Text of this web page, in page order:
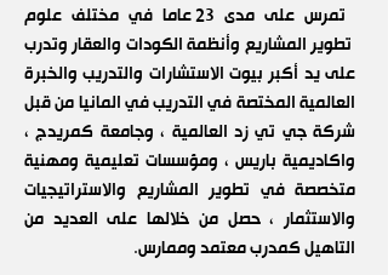
تمرس على مدى 23 عاما في مختلف علوم
تطوير المشاريع وأنظمة الكودات والعقار وتدرب
على يد أكبر بيوت الاستشارات والتدريب والخبرة
العالمية المختصة في التدريب في المانيا من قبل
شركة جي تي زد العالمية ، وجامعة كمريدج ،
واكاديمية باريس ، ومؤسسات تعليمية ومهنية
متخصصة في تطوير المشاريع والاستراتيجيات
والاستثمار ، حصل من خلالها على العديد من
التاهيل كمدرب معتمد وممارس.